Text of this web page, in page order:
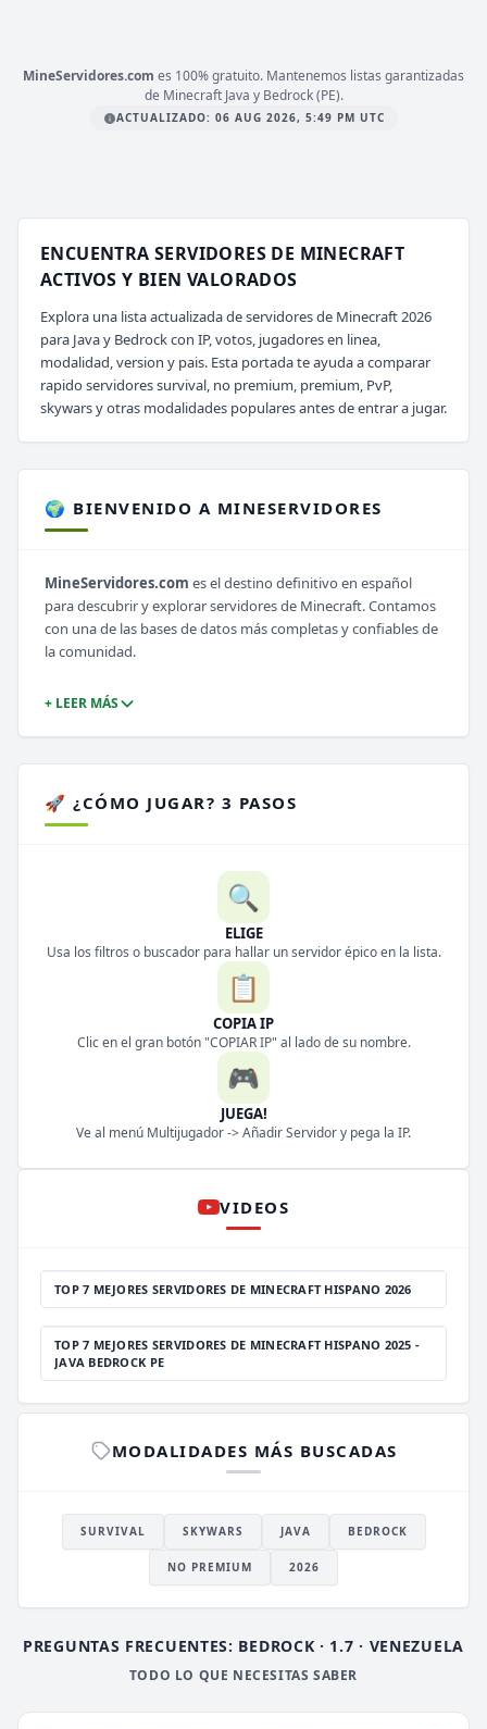
MineServidores.com es 100% gratuito. Mantenemos listas garantizadas
de Minecraft Java y Bedrock (PE).
ACTUALIZADO: 06 AUG 2026, 5:49 PM UTC
ENCUENTRA SERVIDORES DE MINECRAFT
ACTIVOS Y BIEN VALORADOS
Explora una lista actualizada de servidores de Minecraft 2026
para Java y Bedrock con IP, votos, jugadores en linea,
modalidad, version y pais. Esta portada te ayuda a comparar
rapido servidores survival, no premium, premium, PvP,
skywars y otras modalidades populares antes de entrar a jugar.
🌍 BIENVENIDO A MINESERVIDORES
MineServidores.com es el destino definitivo en español
para descubrir y explorar servidores de Minecraft. Contamos
con una de las bases de datos más completas y confiables de
la comunidad.
+ LEER MÁS
🚀 ¿CÓMO JUGAR? 3 PASOS
🔍
ELIGE
Usa los filtros o buscador para hallar un servidor épico en la lista.
📋
COPIA IP
Clic en el gran botón "COPIAR IP" al lado de su nombre.
🎮
JUEGA!
Ve al menú Multijugador -> Añadir Servidor y pega la IP.
VIDEOS
TOP 7 MEJORES SERVIDORES DE MINECRAFT HISPANO 2026
TOP 7 MEJORES SERVIDORES DE MINECRAFT HISPANO 2025 -
JAVA BEDROCK PE
MODALIDADES MÁS BUSCADAS
SURVIVAL SKYWARS JAVA BEDROCK
NO PREMIUM 2026
PREGUNTAS FRECUENTES: BEDROCK · 1.7 · VENEZUELA
TODO LO QUE NECESITAS SABER